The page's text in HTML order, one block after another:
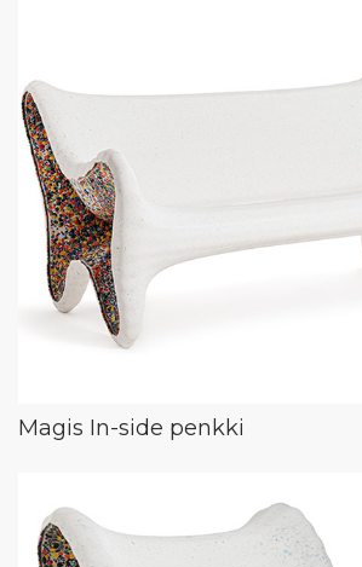
Magis In-side penkki